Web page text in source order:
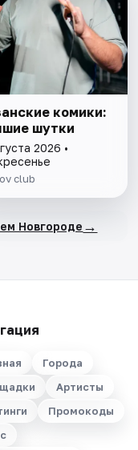
комики:
шутки
2026 •
club
Новгороде →
Города
Артисты
Промокоды